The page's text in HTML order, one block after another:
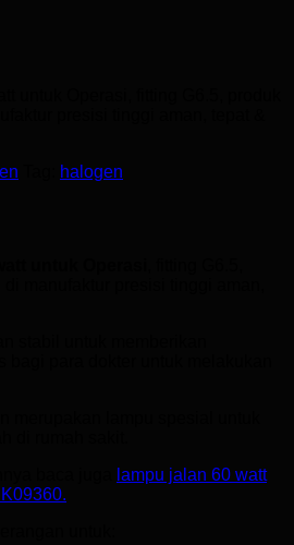
halogen
lampu jalan 60 watt